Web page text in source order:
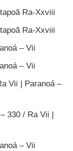
Ra-Xxviii
Ra-Xxviii
– Vii
– Vii
Vii | Paranoá –
330 / Ra Vii |
– Vii